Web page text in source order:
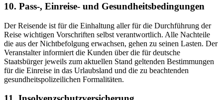
10. Pass-, Einreise- und Gesundheitsbedingungen
Der Reisende ist für die Einhaltung aller für die Durchführung der
Reise wichtigen Vorschriften selbst verantwortlich. Alle Nachteile
die aus der Nichtbefolgung erwachsen, gehen zu seinen Lasten. Der
Veranstalter informiert die Kunden über die für deutsche
Staatsbürger jeweils zum aktuellen Stand geltenden Bestimmungen
für die Einreise in das Urlaubsland und die zu beachtenden
gesundheitspolizeilichen Formalitäten.